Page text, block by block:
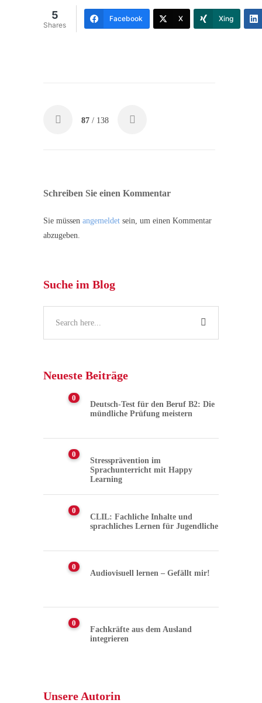
5
Shares
Facebook X Xing
87 / 138
Schreiben Sie einen Kommentar
Sie müssen angemeldet sein, um einen Kommentar
abzugeben.
Suche im Blog
Neueste Beiträge
0
Deutsch-Test für den Beruf B2: Die
mündliche Prüfung meistern
0
Stressprävention im
Sprachunterricht mit Happy
Learning
0
CLIL: Fachliche Inhalte und
sprachliches Lernen für Jugendliche
0
Audiovisuell lernen – Gefällt mir!
0
Fachkräfte aus dem Ausland
integrieren
Unsere Autorin